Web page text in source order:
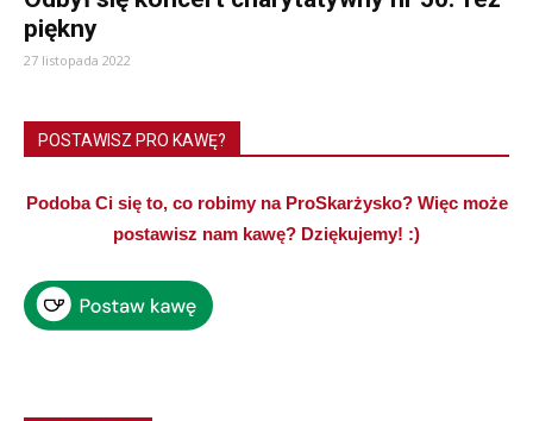
piękny
27 listopada 2022
POSTAWISZ PRO KAWĘ?
Podoba Ci się to, co robimy na ProSkarżysko? Więc może
postawisz nam kawę? Dziękujemy! :)